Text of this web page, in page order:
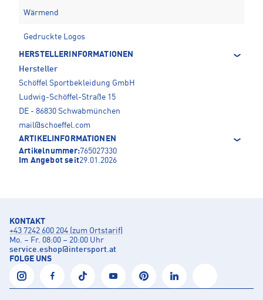
Wärmend
Gedruckte Logos
HERSTELLERINFORMATIONEN
Hersteller
Schöffel Sportbekleidung GmbH
Ludwig-Schöffel-Straße 15
DE - 86830 Schwabmünchen
mail@schoeffel.com
ARTIKELINFORMATIONEN
Artikelnummer:765027330
Im Angebot seit29.01.2026
KONTAKT
+43 7242 600 204 (zum Ortstarif)
Mo. – Fr. 08:00 – 20:00 Uhr
service.eshop@intersport.at
FOLGE UNS